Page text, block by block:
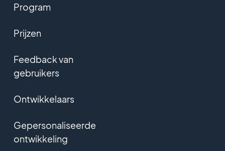
Program
Prijzen
Feedback van
gebruikers
Ontwikkelaars
Gepersonaliseerde
ontwikkeling